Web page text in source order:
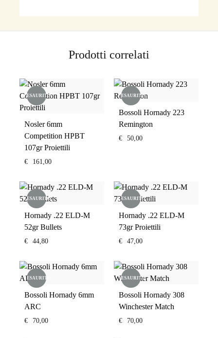
Prodotti correlati
ESAURITO
Nosler 6mm
Competition HPBT
107gr Proiettili
€ 161,00
ESAURITO
Bossoli Hornady 223
Remington
€ 50,00
ESAURITO
Hornady .22 ELD-M
52gr Bullets
€ 44,80
ESAURITO
Hornady .22 ELD-M
73gr Proiettili
€ 47,00
ESAURITO
Bossoli Hornady 6mm
ARC
€ 70,00
ESAURITO
Bossoli Hornady 308
Winchester Match
€ 70,00